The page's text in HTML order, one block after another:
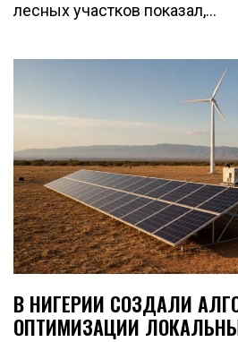
лесных участков показал,...
В НИГЕРИИ СОЗДАЛИ
ОПТИМИЗАЦИИ